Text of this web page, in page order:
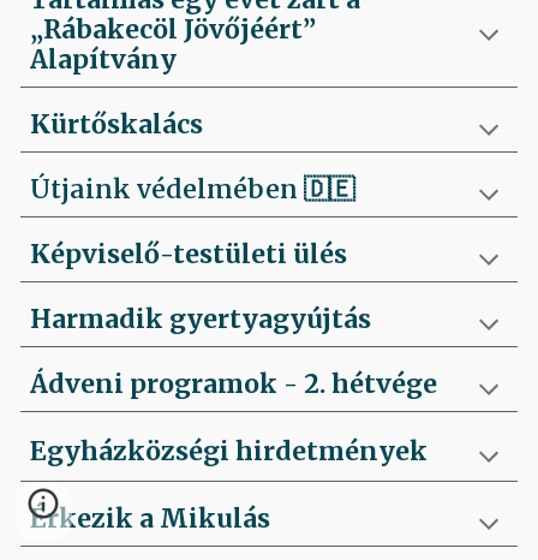
„Rábakecöl Jövőjéért”
Alapítvány
Kürtőskalács
Útjaink védelmében🇩🇪
Képviselő-testületi ülés
Harmadik gyertyagyújtás
Ádveni programok - 2. hétvége
Egyházközségi hirdetmények
Érkezik a Mikulás